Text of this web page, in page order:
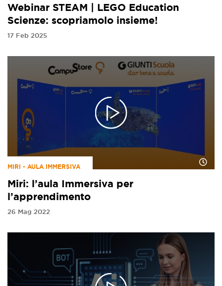
Webinar STEAM | LEGO Education
Scienze: scopriamolo insieme!
17 Feb 2025
MIRI - AULA IMMERSIVA
Miri: l’aula Immersiva per
l’apprendimento
26 Mag 2022